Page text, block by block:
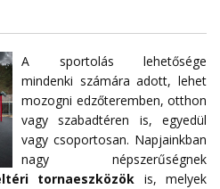
A sportolás lehetősége
mindenki számára adott, lehet
mozogni edzőteremben, otthon
vagy szabadtéren is, egyedül
vagy csoportosan. Napjainkban
nagy népszerűségnek
tornaeszközök is, melyek